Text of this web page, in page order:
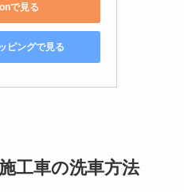
で見る
ピングで見る
工車の洗車方法